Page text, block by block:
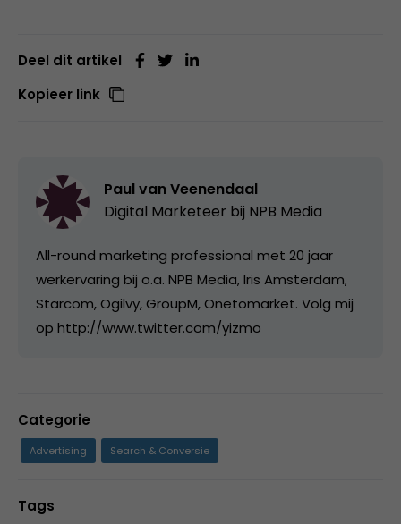
Deel dit artikel
Kopieer link
Paul van Veenendaal
Digital Marketeer bij NPB Media
All-round marketing professional met 20 jaar
werkervaring bij o.a. NPB Media, Iris Amsterdam,
Starcom, Ogilvy, GroupM, Onetomarket. Volg mij
op http://www.twitter.com/yizmo
Categorie
Advertising Search & Conversie
Tags